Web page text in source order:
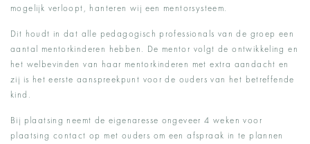
mogelijk verloopt, hanteren wij een mentorsysteem.
Dit houdt in dat alle pedagogisch professionals van de groep een
aantal mentorkinderen hebben. De mentor volgt de ontwikkeling en
het welbevinden van haar mentorkinderen met extra aandacht en
zij is het eerste aanspreekpunt voor de ouders van het betreffende
kind.
Bij plaatsing neemt de eigenaresse ongeveer 4 weken voor
plaatsing contact op met ouders om een afspraak in te plannen